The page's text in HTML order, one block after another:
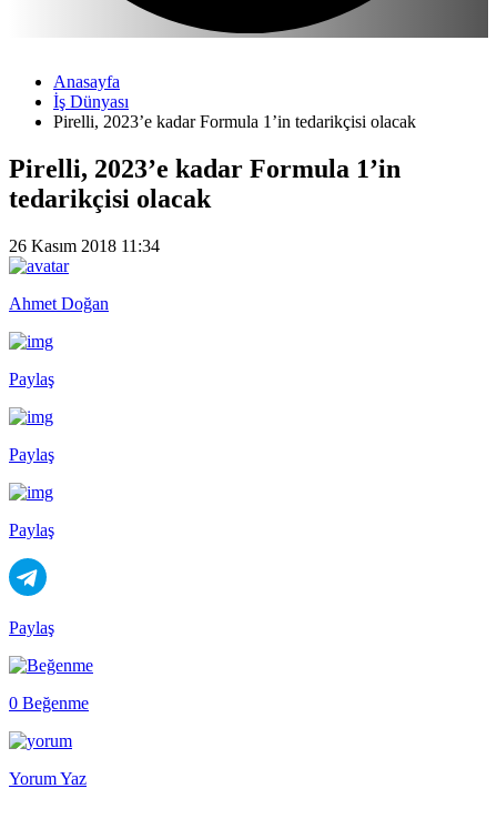
Anasayfa
İş Dünyası
Pirelli, 2023’e kadar Formula 1’in tedarikçisi olacak
Pirelli, 2023’e kadar Formula 1’in
tedarikçisi olacak
26 Kasım 2018 11:34
Ahmet Doğan
Paylaş
Paylaş
Paylaş
Paylaş
0 Beğenme
Yorum Yaz